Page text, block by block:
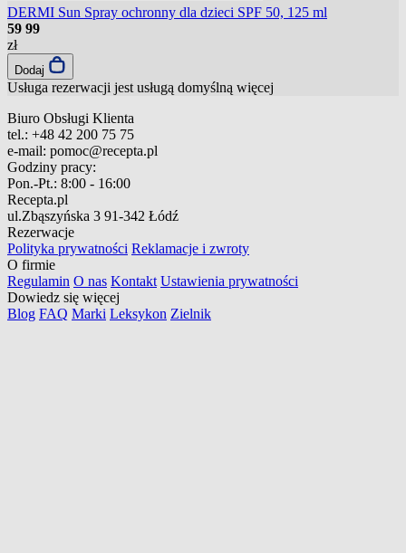
DERMI Sun Spray ochronny dla dzieci SPF 50, 125 ml
59 99
zł
Dodaj
Usługa rezerwacji jest usługą domyślną więcej
Biuro Obsługi Klienta
tel.: +48 42 200 75 75
e-mail: pomoc@recepta.pl
Godziny pracy:
Pon.-Pt.: 8:00 - 16:00
Recepta.pl
ul.Zbąszyńska 3 91-342 Łódź
Rezerwacje
Polityka prywatności Reklamacje i zwroty
O firmie
Regulamin O nas Kontakt Ustawienia prywatności
Dowiedz się więcej
Blog FAQ Marki Leksykon Zielnik